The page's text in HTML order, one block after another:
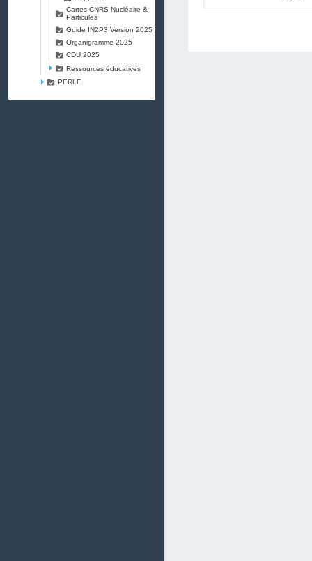
Cartes CNRS Nucléaire &
Particules
Guide IN2P3 Version 2025
Organigramme 2025
CDU 2025
Ressources éducatives
PERLE